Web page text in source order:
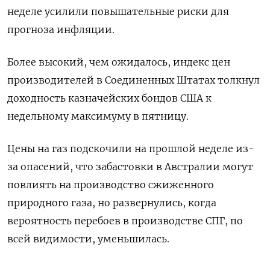
неделе усилили повышательные риски для
прогноза инфляции.
Более высокий, чем ожидалось, индекс цен
производителей в Соединенных Штатах толкнул
доходность казначейских бондов США к
недельному максимуму в пятницу.
Цены на газ подскочили на прошлой неделе из-
за опасений, что забастовки в Австралии могут
повлиять на производство сжиженного
природного газа, но развернулись, когда
вероятность перебоев в производстве СПГ, по
всей видимости, уменьшилась.